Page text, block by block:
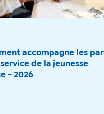
accompagne les
de la jeunesse
- 2026